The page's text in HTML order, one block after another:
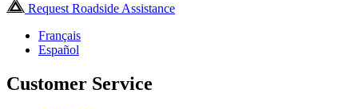
Request Roadside Assistance
Français
Español
Customer Service